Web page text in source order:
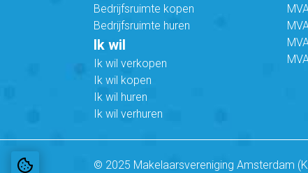
Bedrijfsruimte kopen
Bedrijfsruimte huren
Ik wil
Ik wil verkopen
Ik wil kopen
Ik wil huren
Ik wil verhuren
© 2025 Makelaarsvereniging Amsterdam